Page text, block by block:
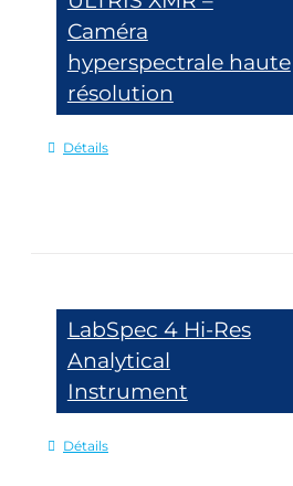
Caméra
hyperspectrale haute
résolution
Détails
LabSpec 4 Hi-Res
Analytical
Instrument
Détails